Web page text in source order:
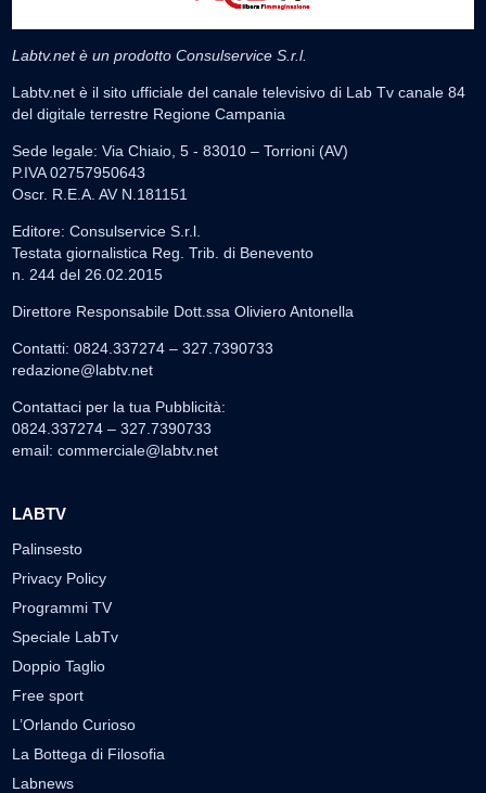
Labtv.net è un prodotto Consulservice S.r.l.
Labtv.net è il sito ufficiale del canale televisivo di Lab Tv canale 84
del digitale terrestre Regione Campania
Sede legale: Via Chiaio, 5 - 83010 – Torrioni (AV)
P.IVA 02757950643
Oscr. R.E.A. AV N.181151
Editore: Consulservice S.r.l.
Testata giornalistica Reg. Trib. di Benevento
n. 244 del 26.02.2015
Direttore Responsabile Dott.ssa Oliviero Antonella
Contatti: 0824.337274 – 327.7390733
redazione@labtv.net
Contattaci per la tua Pubblicità:
0824.337274 – 327.7390733
email: commerciale@labtv.net
LABTV
Palinsesto
Privacy Policy
Programmi TV
Speciale LabTv
Doppio Taglio
Free sport
L’Orlando Curioso
La Bottega di Filosofia
Labnews